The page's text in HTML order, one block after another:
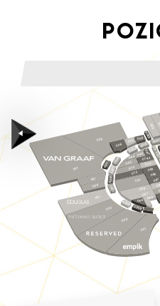
S018
047
045
074a
074
089
088
087
08
044
043
073
072
070
069
067
065
066
S0
0
5
S0
0
6
S0
0
7
S008 S009
009
S001
003 008 S023
007
S003
006 S002
001
041
039
037
035
034
031
S004
S00
4a